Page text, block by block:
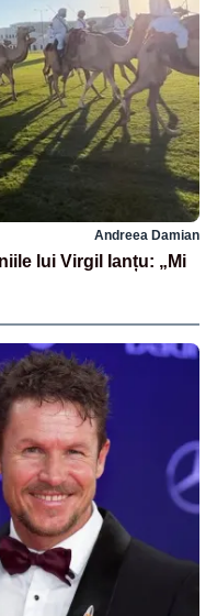
Andreea Damian
lui Virgil Ianțu: „Mi